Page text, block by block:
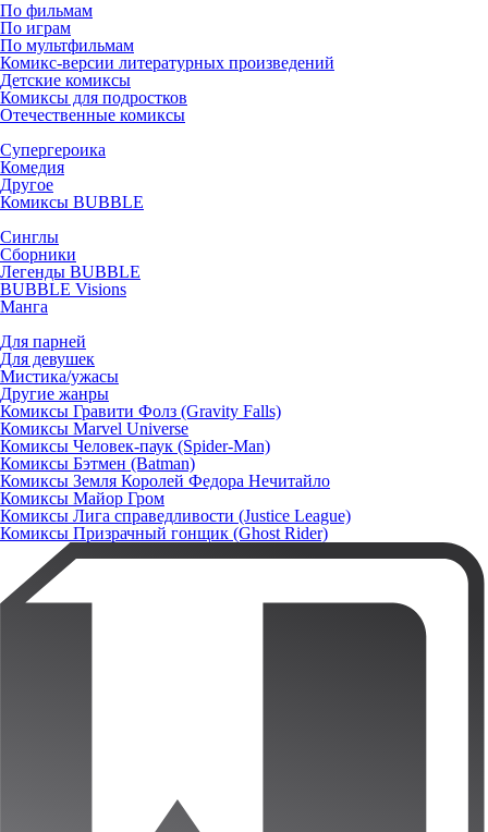
По фильмам
По играм
По мультфильмам
Комикс-версии литературных произведений
Детские комиксы
Комиксы для подростков
Отечественные комиксы
Супергероика
Комедия
Другое
Комиксы BUBBLE
Синглы
Сборники
Легенды BUBBLE
BUBBLE Visions
Манга
Для парней
Для девушек
Мистика/ужасы
Другие жанры
Комиксы Гравити Фолз (Gravity Falls)
Комиксы Marvel Universe
Комиксы Человек-паук (Spider-Man)
Комиксы Бэтмен (Batman)
Комиксы Земля Королей Федора Нечитайло
Комиксы Майор Гром
Комиксы Лига справедливости (Justice League)
Комиксы Призрачный гонщик (Ghost Rider)